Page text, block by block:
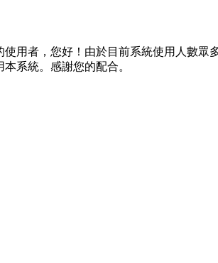
使用者，您好！由於目前系統使用人數眾
本系統。感謝您的配合。